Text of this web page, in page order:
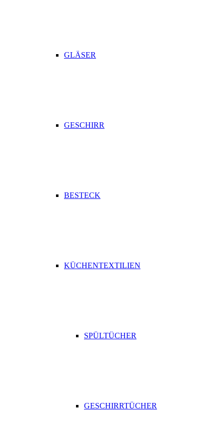
GLÄSER
GESCHIRR
BESTECK
KÜCHENTEXTILIEN
SPÜLTÜCHER
GESCHIRRTÜCHER